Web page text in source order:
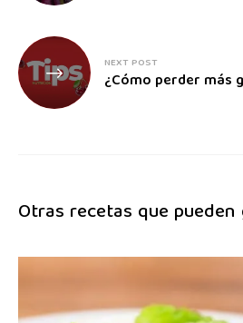
NEXT POST
¿Cómo perder más
Otras recetas que